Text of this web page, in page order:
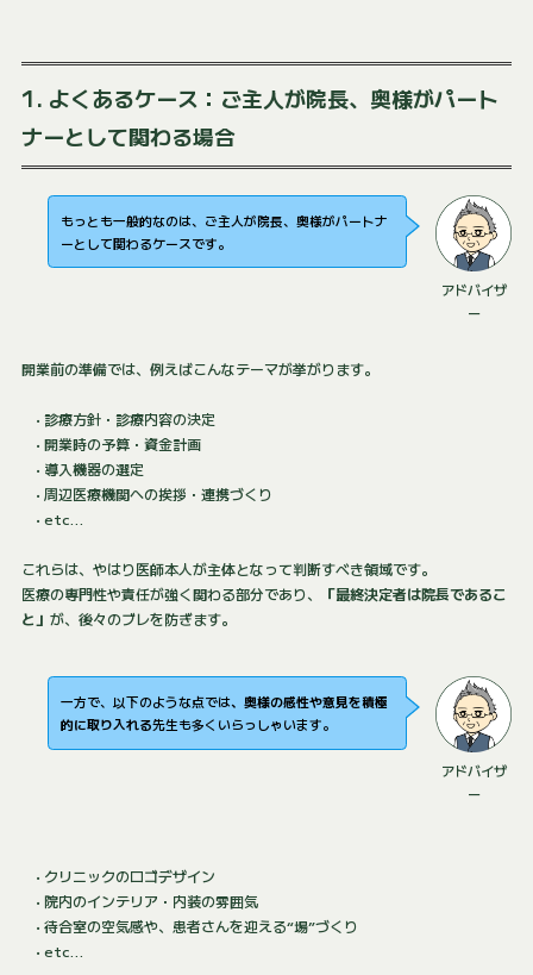
1. よくあるケース：ご主人が院長、奥様がパート
ナーとして関わる場合
アドバイザ
ー
もっとも一般的なのは、ご主人が院長、奥様がパートナ
ーとして関わるケースです。
開業前の準備では、例えばこんなテーマが挙がります。
• 診療方針・診療内容の決定
• 開業時の予算・資金計画
• 導入機器の選定
• 周辺医療機関への挨拶・連携づくり
• etc…
これらは、やはり医師本人が主体となって判断すべき領域です。
医療の専門性や責任が強く関わる部分であり、
「最終決定者は院長であるこ
と」 が、後々のブレを防ぎます。
アドバイザ
ー
一方で、以下のような点では、奥様の感性や意見を積極
的に取り入れる先生も多くいらっしゃいます。
• クリニックのロゴデザイン
• 院内のインテリア・内装の雰囲気
• 待合室の空気感や、患者さんを迎える“場”づくり
• etc…